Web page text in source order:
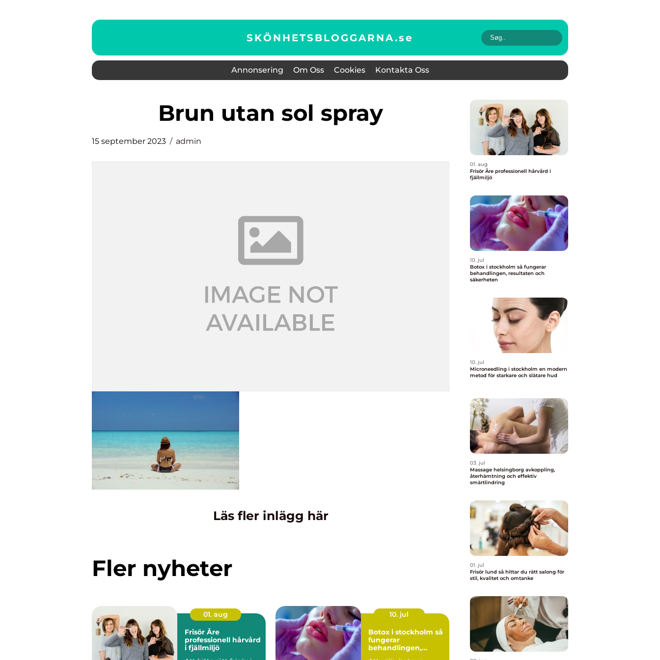
SKÖNHETSBLOGGARNA.se
Annonsering Om Oss Cookies Kontakta Oss
brun utan sol spray
15 september 2023 admin
Läs fler inlägg här
Fler nyheter
01. aug
Frisör Åre
professionell hårvård
i fjällmiljö
10. jul
Botox i stockholm så
fungerar
behandlingen,
01. aug
Frisör Åre professionell hårvård i
fjällmiljö
10. jul
Botox i stockholm så fungerar
behandlingen, resultaten och
säkerheten
10. jul
Microneedling i stockholm en modern
metod för starkare och slätare hud
03. jul
Massage helsingborg avkoppling,
återhämtning och effektiv
smärtlindring
01. jul
Frisör lund så hittar du rätt salong för
stil, kvalitet och omtanke